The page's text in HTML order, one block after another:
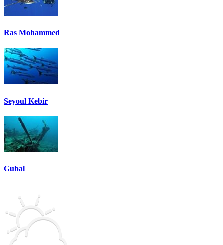
Ras Mohammed
Seyoul Kebir
Gubal